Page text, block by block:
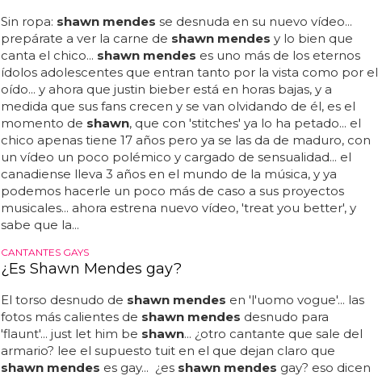
Sin ropa: shawn mendes se desnuda en su nuevo vídeo...
prepárate a ver la carne de shawn mendes y lo bien que
canta el chico... shawn mendes es uno más de los eternos
ídolos adolescentes que entran tanto por la vista como por el
oído... y ahora que justin bieber está en horas bajas, y a
medida que sus fans crecen y se van olvidando de él, es el
momento de shawn, que con 'stitches' ya lo ha petado... el
chico apenas tiene 17 años pero ya se las da de maduro, con
un vídeo un poco polémico y cargado de sensualidad... el
canadiense lleva 3 años en el mundo de la música, y ya
podemos hacerle un poco más de caso a sus proyectos
musicales... ahora estrena nuevo vídeo, 'treat you better', y
sabe que la...
CANTANTES GAYS
¿Es Shawn Mendes gay?
El torso desnudo de shawn mendes en 'l'uomo vogue'... las
fotos más calientes de shawn mendes desnudo para
'flaunt'... just let him be shawn... ¿otro cantante que sale del
armario? lee el supuesto tuit en el que dejan claro que
shawn mendes es gay... ¿es shawn mendes gay? eso dicen